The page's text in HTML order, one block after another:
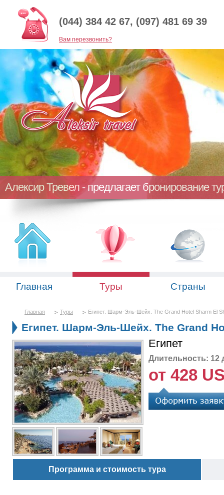
(044) 384 42 67, (097) 481 69 39
Baм перезвонить?
Алексир Тревел - предлагает бронирование
Главная Туры Страны
Главная Туры Египет. Шарм-Эль-Шейх. The Grand Hotel Sharm El
Египет. Шарм-Эль-Шейх. The Grand
Египет
Длительность: 12
от 428
Программа и стоимость тура